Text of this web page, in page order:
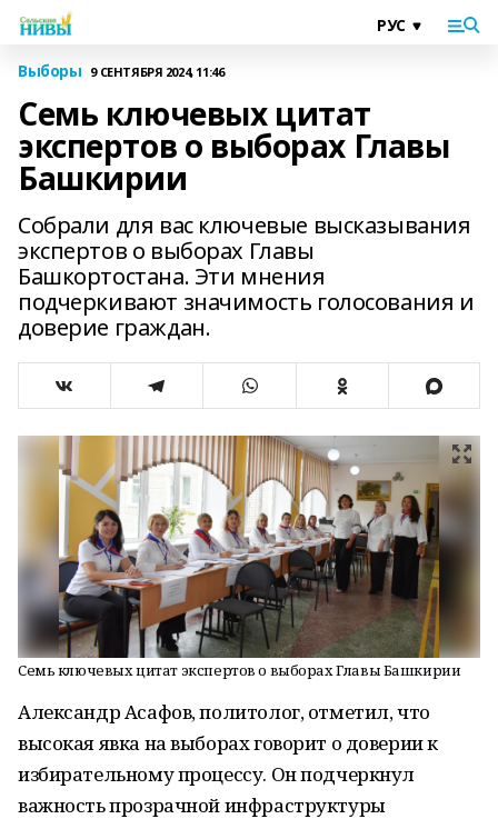
Выборы 9 СЕНТЯБРЯ 2024, 11:46
Семь ключевых цитат
экспертов о выборах Главы
Башкирии
Собрали для вас ключевые высказывания
экспертов о выборах Главы
Башкортостана. Эти мнения
подчеркивают значимость голосования и
доверие граждан.
Семь ключевых цитат экспертов о выборах Главы Башкирии
Александр Асафов, политолог, отметил, что
высокая явка на выборах говорит о доверии к
избирательному процессу. Он подчеркнул
важность прозрачной инфраструктуры